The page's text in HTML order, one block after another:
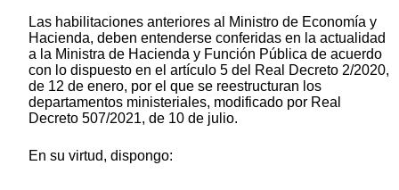
Las habilitaciones anteriores al Ministro de Economía y
Hacienda, deben entenderse conferidas en la actualidad
a la Ministra de Hacienda y Función Pública de acuerdo
con lo dispuesto en el artículo 5 del Real Decreto 2/2020,
de 12 de enero, por el que se reestructuran los
departamentos ministeriales, modificado por Real
Decreto 507/2021, de 10 de julio.
En su virtud, dispongo: